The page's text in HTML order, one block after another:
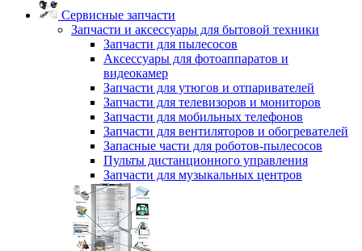
Сервисные запчасти
Запчасти и аксессуары для бытовой техники
Запчасти для пылесосов
Аксессуары для фотоаппаратов и
видеокамер
Запчасти для утюгов и отпаривателей
Запчасти для телевизоров и мониторов
Запчасти для мобильных телефонов
Запчасти для вентиляторов и обогревателей
Запасные части для роботов-пылесосов
Пульты дистанционного управления
Запчасти для музыкальных центров